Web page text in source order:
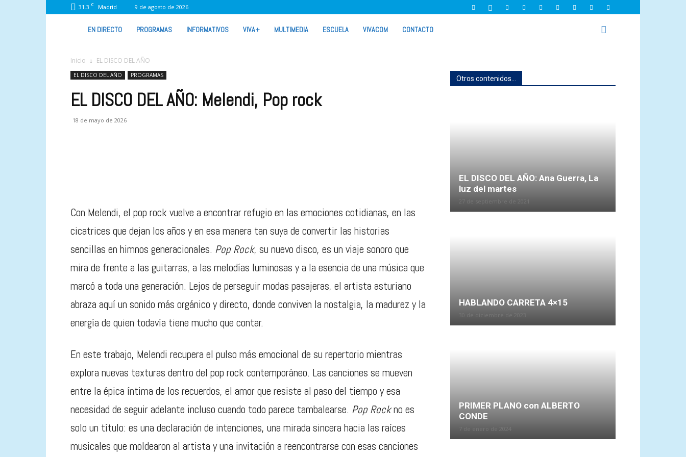
31.3 C Madrid 9 de agosto de 2026
VIVA
RADIO
EN DIRECTO PROGRAMAS INFORMATIVOS VIVA+ MULTIMEDIA ESCUELA VIVACOM CONTACTO
Inicio EL DISCO DEL AÑO
EL DISCO DEL AÑO PROGRAMAS
EL DISCO DEL AÑO: Melendi, Pop rock
18 de mayo de 2026
Con Melendi, el pop rock vuelve a encontrar refugio en las emociones cotidianas, en las
cicatrices que dejan los años y en esa manera tan suya de convertir las historias
sencillas en himnos generacionales. Pop Rock, su nuevo disco, es un viaje sonoro que
mira de frente a las guitarras, a las melodías luminosas y a la esencia de una música que
marcó a toda una generación. Lejos de perseguir modas pasajeras, el artista asturiano
abraza aquí un sonido más orgánico y directo, donde conviven la nostalgia, la madurez y la
energía de quien todavía tiene mucho que contar.
En este trabajo, Melendi recupera el pulso más emocional de su repertorio mientras
explora nuevas texturas dentro del pop rock contemporáneo. Las canciones se mueven
entre la épica íntima de los recuerdos, el amor que resiste al paso del tiempo y esa
necesidad de seguir adelante incluso cuando todo parece tambalearse. Pop Rockno es
solo un título: es una declaración de intenciones, una mirada sincera hacia las raíces
musicales que moldearon al artista y una invitación a reencontrarse con esas canciones
Otros contenidos...
EL DISCO DEL AÑO: Ana Guerra, La
luz del martes
27 de septiembre de 2021
HABLANDO CARRETA 4×15
PRIMER PLANO con ALBERTO
CONDE
7 de enero de 2024